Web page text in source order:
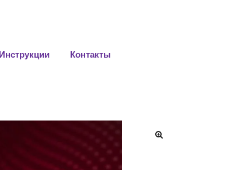
Инструкции Контакты